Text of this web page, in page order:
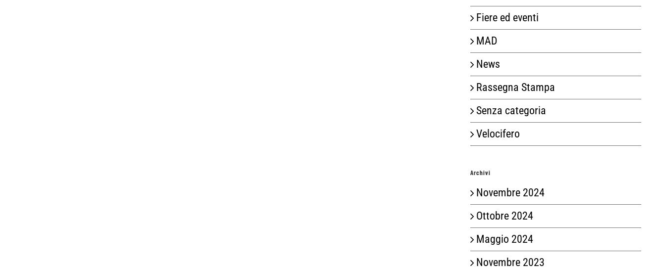
Fiere ed eventi
MAD
News
Rassegna Stampa
Senza categoria
Velocifero
Archivi
Novembre 2024
Ottobre 2024
Maggio 2024
Novembre 2023